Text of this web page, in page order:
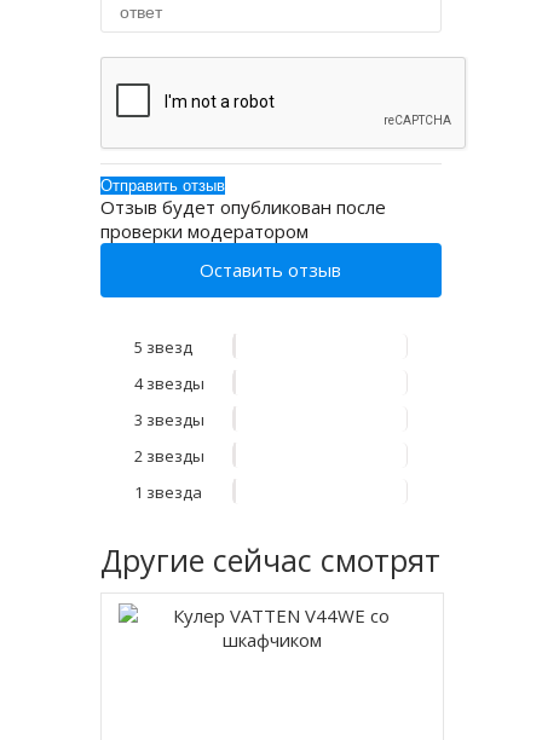
Отзыв будет опубликован после
проверки модератором
Оставить отзыв
5 звезд
4 звезды
3 звезды
2 звезды
1 звезда
Другие сейчас смотрят